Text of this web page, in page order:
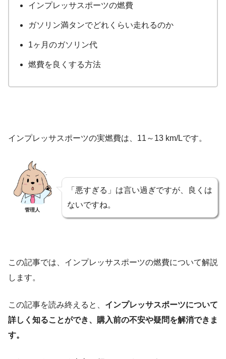
インプレッサスポーツの燃費
ガソリン満タンでどれくらい走れるのか
1ヶ月のガソリン代
燃費を良くする方法
インプレッサスポーツの実燃費は、11～13 km/Lです。
管理人
「悪すぎる」は言い過ぎですが、良くは
ないですね。
この記事では、インプレッサスポーツの燃費について解説
します。
この記事を読み終えると、 インプレッサスポーツについて
詳しく知ることができ、購入前の不安や疑問を解消できま
す。